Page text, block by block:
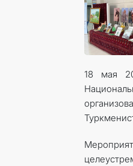
18 мая